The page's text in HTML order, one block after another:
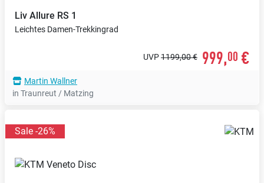
Liv Allure RS 1
Leichtes Damen-Trekkingrad
UVP1199,00 € 999,00 €
Martin Wallner
in Traunreut / Matzing
Sale -26%